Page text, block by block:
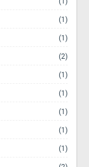
(1)
(1)
(2)
(1)
(1)
(1)
(1)
(1)